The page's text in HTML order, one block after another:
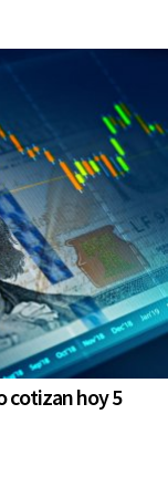
cotizan hoy 5